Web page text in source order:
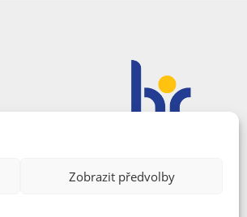
Zobrazit předvolby